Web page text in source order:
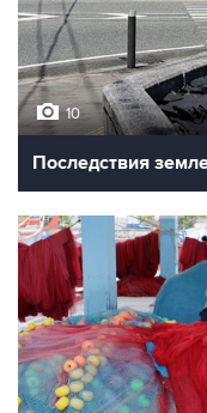
10
Последствия